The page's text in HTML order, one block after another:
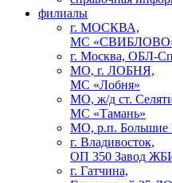
филиалы
г. МОСКВА,
МС
г. Москва, ОБЛ-
МО, г. ЛОБНЯ,
МС «Лобня»
МО, ж/д ст.
МС «Тамань»
МО, р.п.
г. Владивосток,
ОП 350 Завод
г. Гатчина,